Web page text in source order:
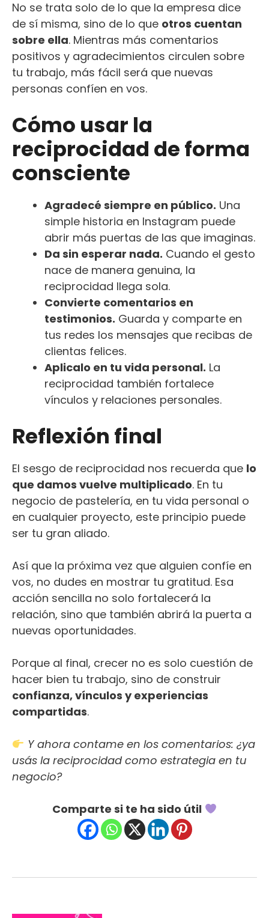
No se trata solo de lo que la empresa dice
de sí misma, sino de lo que otros cuentan
sobre ella. Mientras más comentarios
positivos y agradecimientos circulen sobre
tu trabajo, más fácil será que nuevas
personas confíen en vos.
Cómo usar la
reciprocidad de forma
consciente
Agradecé siempre en público. Una
simple historia en Instagram puede
abrir más puertas de las que imaginas.
Da sin esperar nada. Cuando el gesto
nace de manera genuina, la
reciprocidad llega sola.
Convierte comentarios en
testimonios. Guarda y comparte en
tus redes los mensajes que recibas de
clientas felices.
Aplicalo en tu vida personal. La
reciprocidad también fortalece
vínculos y relaciones personales.
Reflexión final
El sesgo de reciprocidad nos recuerda que lo
que damos vuelve multiplicado. En tu
negocio de pastelería, en tu vida personal o
en cualquier proyecto, este principio puede
ser tu gran aliado.
Así que la próxima vez que alguien confíe en
vos, no dudes en mostrar tu gratitud. Esa
acción sencilla no solo fortalecerá la
relación, sino que también abrirá la puerta a
nuevas oportunidades.
Porque al final, crecer no es solo cuestión de
hacer bien tu trabajo, sino de construir
confianza, vínculos y experiencias
compartidas.
Y ahora contame en los comentarios: ¿ya
usás la reciprocidad como estrategia en tu
negocio?
Comparte si te ha sido útil